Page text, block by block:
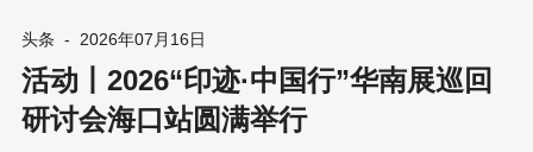
题，汇聚了来自全国各地约300位专家学者以及行业领导企业嘉
遇与挑战，助推潮汕乃至全国软包装产业提质增效！ 本次论坛大咖
云集，群英荟萃，汇聚行业顶尖智慧与实践力量，参会嘉宾包括：
◉ 潮州市领导、潮安区领导及各有关部门领导； ◉ 知名高校及科
头条 - 2026年07月16日
活动丨2026“印迹·中国行”华南展巡回
研讨会海口站圆满举行